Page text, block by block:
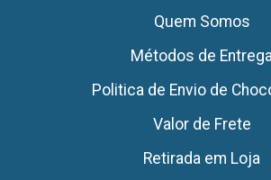
Quem Somos
Métodos de Entrega
Politica de Envio de
Valor de Frete
Retirada em Loja